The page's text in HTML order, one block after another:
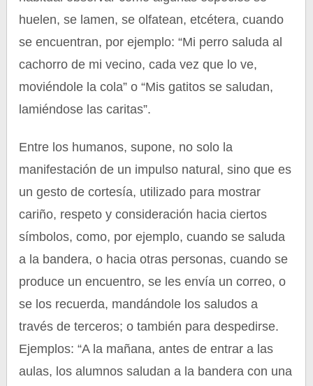
huelen, se lamen, se olfatean, etcétera, cuando
se encuentran, por ejemplo: “Mi perro saluda al
cachorro de mi vecino, cada vez que lo ve,
moviéndole la cola” o “Mis gatitos se saludan,
lamiéndose las caritas”.
Entre los humanos, supone, no solo la
manifestación de un impulso natural, sino que es
un gesto de cortesía, utilizado para mostrar
cariño, respeto y consideración hacia ciertos
símbolos, como, por ejemplo, cuando se saluda
a la bandera, o hacia otras personas, cuando se
produce un encuentro, se les envía un correo, o
se los recuerda, mandándole los saludos a
través de terceros; o también para despedirse.
Ejemplos: “A la mañana, antes de entrar a las
aulas, los alumnos saludan a la bandera con una